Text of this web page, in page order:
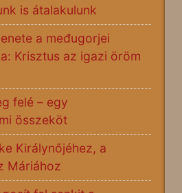
is átalakulunk
a međugorjei
Krisztus az igazi öröm
felé – egy
összeköt
Királynőjéhez, a
Máriához